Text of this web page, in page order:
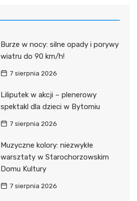
Burze w nocy: silne opady i porywy
wiatru do 90 km/h!
7 sierpnia 2026
Liliputek w akcji – plenerowy
spektakl dla dzieci w Bytomiu
7 sierpnia 2026
Muzyczne kolory: niezwykłe
warsztaty w Starochorzowskim
Domu Kultury
7 sierpnia 2026